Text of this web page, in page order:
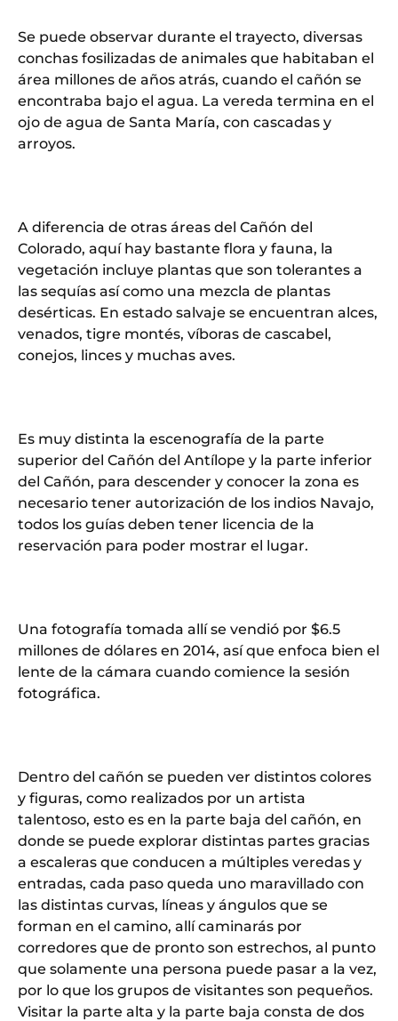
Se puede observar durante el trayecto, diversas
conchas fosilizadas de animales que habitaban el
área millones de años atrás, cuando el cañón se
encontraba bajo el agua. La vereda termina en el
ojo de agua de Santa María, con cascadas y
arroyos.
A diferencia de otras áreas del Cañón del
Colorado, aquí hay bastante flora y fauna, la
vegetación incluye plantas que son tolerantes a
las sequías así como una mezcla de plantas
desérticas. En estado salvaje se encuentran alces,
venados, tigre montés, víboras de cascabel,
conejos, linces y muchas aves.
Es muy distinta la escenografía de la parte
superior del Cañón del Antílope y la parte inferior
del Cañón, para descender y conocer la zona es
necesario tener autorización de los indios Navajo,
todos los guías deben tener licencia de la
reservación para poder mostrar el lugar.
Una fotografía tomada allí se vendió por $6.5
millones de dólares en 2014, así que enfoca bien el
lente de la cámara cuando comience la sesión
fotográfica.
Dentro del cañón se pueden ver distintos colores
y figuras, como realizados por un artista
talentoso, esto es en la parte baja del cañón, en
donde se puede explorar distintas partes gracias
a escaleras que conducen a múltiples veredas y
entradas, cada paso queda uno maravillado con
las distintas curvas, líneas y ángulos que se
forman en el camino, allí caminarás por
corredores que de pronto son estrechos, al punto
que solamente una persona puede pasar a la vez,
por lo que los grupos de visitantes son pequeños.
Visitar la parte alta y la parte baja consta de dos